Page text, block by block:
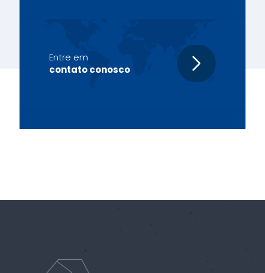
Entre em
contato conosco